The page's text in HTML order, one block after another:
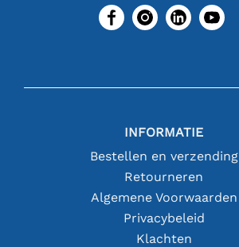
INFORMATIE
Bestellen en verzending
Retourneren
Algemene Voorwaarden
Privacybeleid
Klachten